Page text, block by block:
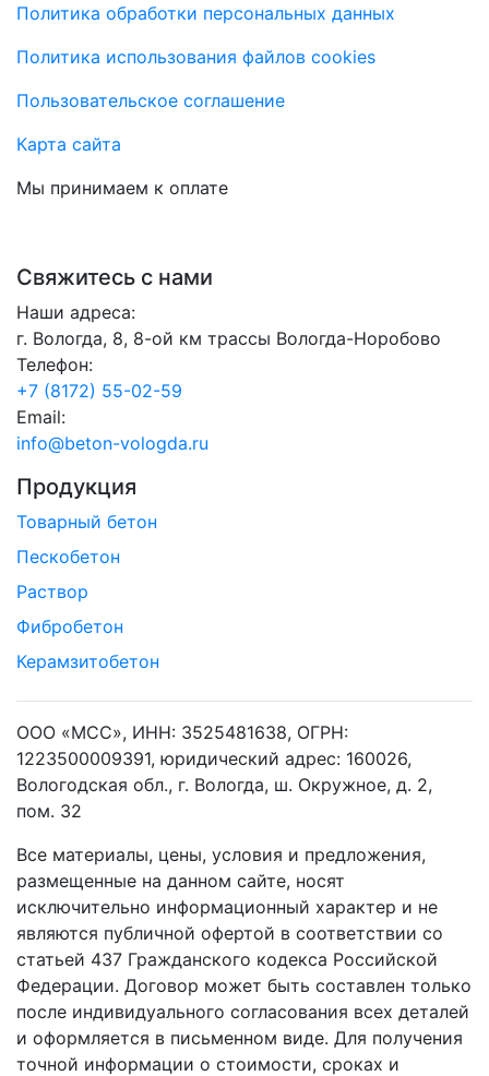
Политика обработки персональных данных
Политика использования файлов cookies
Пользовательское соглашение
Карта сайта
Мы принимаем к оплате
Свяжитесь с нами
Наши адреса:
г. Вологда, 8, 8-ой км трассы Вологда-Норобово
Телефон:
+7 (8172) 55-02-59
Email:
info@beton-vologda.ru
Продукция
Товарный бетон
Пескобетон
Раствор
Фибробетон
Керамзитобетон
ООО «МСС», ИНН: 3525481638, ОГРН:
1223500009391, юридический адрес: 160026,
Вологодская обл., г. Вологда, ш. Окружное, д. 2,
пом. 32
Все материалы, цены, условия и предложения,
размещенные на данном сайте, носят
исключительно информационный характер и не
являются публичной офертой в соответствии со
статьей 437 Гражданского кодекса Российской
Федерации. Договор может быть составлен только
после индивидуального согласования всех деталей
и оформляется в письменном виде. Для получения
точной информации о стоимости, сроках и